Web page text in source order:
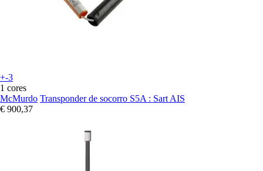
+-3
1 cores
McMurdo Transponder de socorro S5A : Sart AIS
€ 900,37